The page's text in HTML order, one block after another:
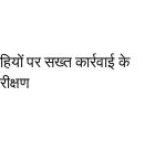
पर सख्त कार्रवाई के